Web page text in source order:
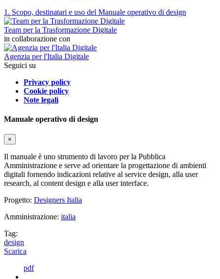
1. Scopo, destinatari e uso del Manuale operativo di design
Team per la Trasformazione Digitale
in collaborazione con
Agenzia per l'Italia Digitale
Seguici su
Privacy policy
Cookie policy
Note legali
Manuale operativo di design
×
Il manuale è uno strumento di lavoro per la Pubblica
Amministrazione e serve ad orientare la progettazione di ambienti
digitali fornendo indicazioni relative al service design, alla user
research, al content design e alla user interface.
Progetto: Designers Italia
Amministrazione: italia
Tag:
design
Scarica
pdf